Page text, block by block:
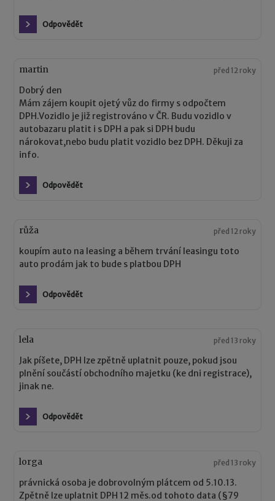
Odpovědět
martin před 12 roky
Dobrý den
Mám zájem koupit ojetý vůz do firmy s odpočtem
DPH.Vozidlo je již registrováno v ČR. Budu vozidlo v
autobazaru platit i s DPH a pak si DPH budu
nárokovat,nebo budu platit vozidlo bez DPH. Děkuji za
info.
Odpovědět
růža před 12 roky
koupím auto na leasing a během trvání leasingu toto
auto prodám jak to bude s platbou DPH
Odpovědět
lela před 13 roky
Jak píšete, DPH lze zpětně uplatnit pouze, pokud jsou
plnění součástí obchodního majetku (ke dni registrace),
jinak ne.
Odpovědět
lorga před 13 roky
právnická osoba je dobrovolným plátcem od 5.10.13.
Zpětně lze uplatnit DPH 12 měs.od tohoto data (§79